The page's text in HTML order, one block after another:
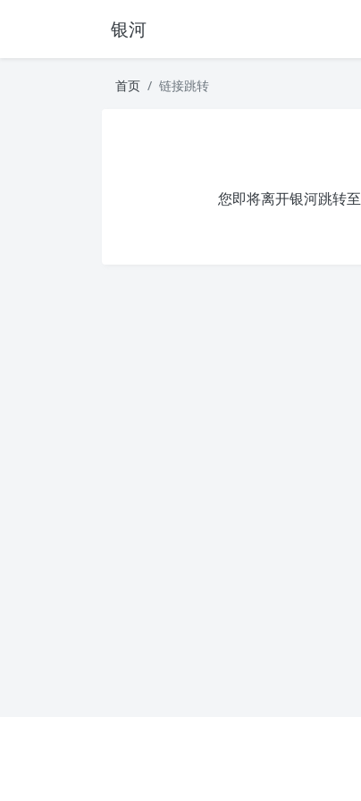
银河
首页 链接跳转
您即将离开银河跳转至